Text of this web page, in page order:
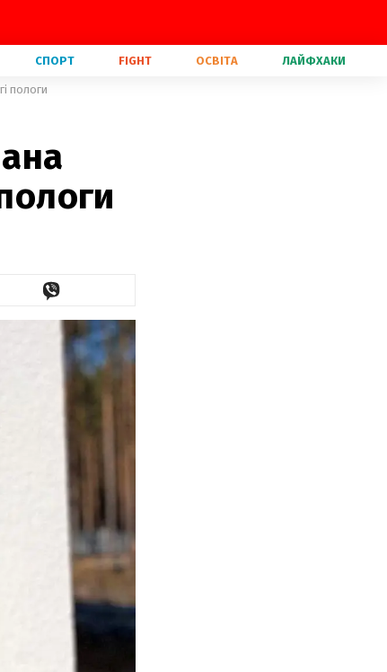
СПОРТ FIGHT ОСВІТА ЛАЙФХАКИ
пологи